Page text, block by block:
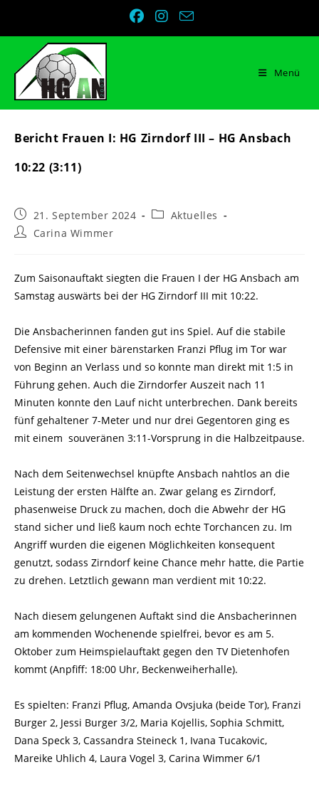
Menü
Bericht Frauen I: HG Zirndorf III – HG Ansbach
10:22 (3:11)
Beitrag
veröffentlicht:
21. September 2024
Beitrags-
Aktuelles
Beitrags-
Carina Wimmer
Zum Saisonauftakt siegten die Frauen I der HG Ansbach am
Samstag auswärts bei der HG Zirndorf III mit 10:22.
Die Ansbacherinnen fanden gut ins Spiel. Auf die stabile
Defensive mit einer bärenstarken Franzi Pflug im Tor war
von Beginn an Verlass und so konnte man direkt mit 1:5 in
Führung gehen. Auch die Zirndorfer Auszeit nach 11
Minuten konnte den Lauf nicht unterbrechen. Dank bereits
fünf gehaltener 7-Meter und nur drei Gegentoren ging es
mit einem souveränen 3:11-Vorsprung in die Halbzeitpause.
Nach dem Seitenwechsel knüpfte Ansbach nahtlos an die
Leistung der ersten Hälfte an. Zwar gelang es Zirndorf,
phasenweise Druck zu machen, doch die Abwehr der HG
stand sicher und ließ kaum noch echte Torchancen zu. Im
Angriff wurden die eigenen Möglichkeiten konsequent
genutzt, sodass Zirndorf keine Chance mehr hatte, die Partie
zu drehen. Letztlich gewann man verdient mit 10:22.
Nach diesem gelungenen Auftakt sind die Ansbacherinnen
am kommenden Wochenende spielfrei, bevor es am 5.
Oktober zum Heimspielauftakt gegen den TV Dietenhofen
kommt (Anpfiff: 18:00 Uhr, Beckenweiherhalle).
Es spielten: Franzi Pflug, Amanda Ovsjuka (beide Tor), Franzi
Burger 2, Jessi Burger 3/2, Maria Kojellis, Sophia Schmitt,
Dana Speck 3, Cassandra Steineck 1, Ivana Tucakovic,
Mareike Uhlich 4, Laura Vogel 3, Carina Wimmer 6/1